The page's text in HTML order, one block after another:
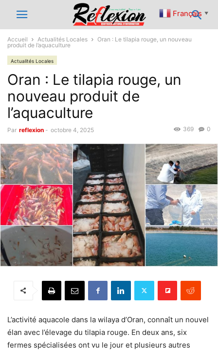
Accueil Actualités Locales
Oran : Le tilapia rouge, un nouveau
produit de l’aquaculture
Actualités Locales
Oran : Le tilapia rouge, un
nouveau produit de
l’aquaculture
Par reflexion - octobre 4, 2025 0
369
L’activité aquacole dans la wilaya d’Oran, connaît un nouvel
élan avec l’élevage du tilapia rouge. En deux ans, six
fermes spécialisées ont vu le jour et plusieurs autres
Français ▼